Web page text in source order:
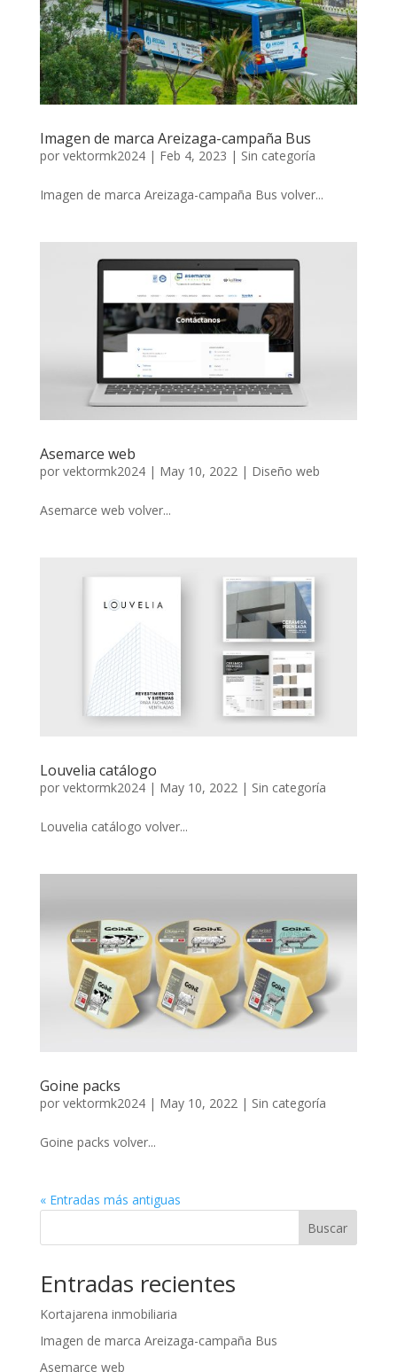
Imagen de marca Areizaga-campaña Bus
por vektormk2024| Feb 4, 2023 | Sin categoría
Imagen de marca Areizaga-campaña Bus volver...
Asemarce web
por vektormk2024| May 10, 2022| Diseño web
Asemarce web volver...
Louvelia catálogo
por vektormk2024| May 10, 2022 | Sin categoría
Louvelia catálogo volver...
Goine packs
por vektormk2024| May 10, 2022| Sin categoría
Goine packs volver...
« Entradas más antiguas
Buscar
Entradas recientes
Kortajarena inmobiliaria
Imagen de marca Areizaga-campaña Bus
Asemarce web